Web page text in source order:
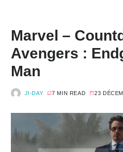
Marvel –
Avengers :
Man
JI-DAY 7 MIN READ 23